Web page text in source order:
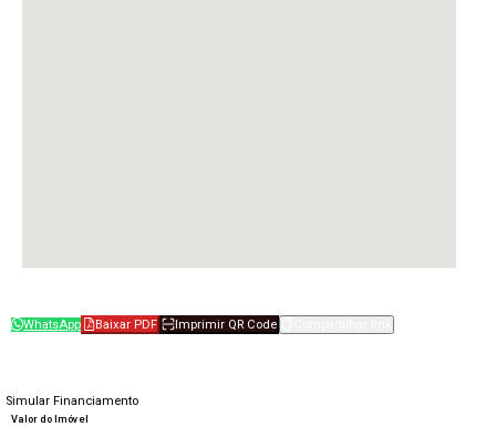
WhatsApp Baixar PDF Imprimir QR Code
Simular Financiamento
Valor do Imóvel